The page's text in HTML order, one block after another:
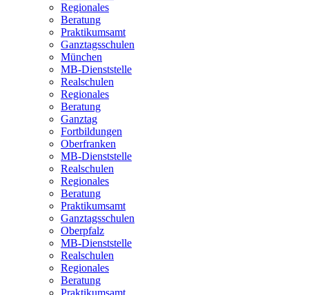
Regionales
Beratung
Praktikumsamt
Ganztagsschulen
München
MB-Dienststelle
Realschulen
Regionales
Beratung
Ganztag
Fortbildungen
Oberfranken
MB-Dienststelle
Realschulen
Regionales
Beratung
Praktikumsamt
Ganztagsschulen
Oberpfalz
MB-Dienststelle
Realschulen
Regionales
Beratung
Praktikumsamt